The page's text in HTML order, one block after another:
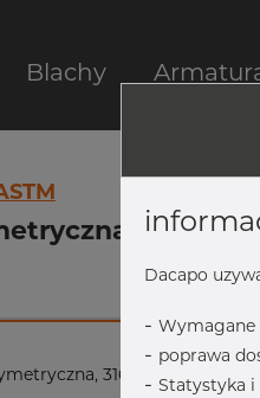
Blachy
316/
316/316L, ASTM A-
Dacapo
- Wymagane
- poprawa
- Statystyka